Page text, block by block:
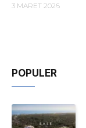
3 MARET 2026
POPULER